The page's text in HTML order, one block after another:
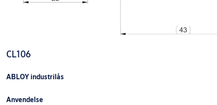
CL106
ABLOY industrilås
Anvendelse